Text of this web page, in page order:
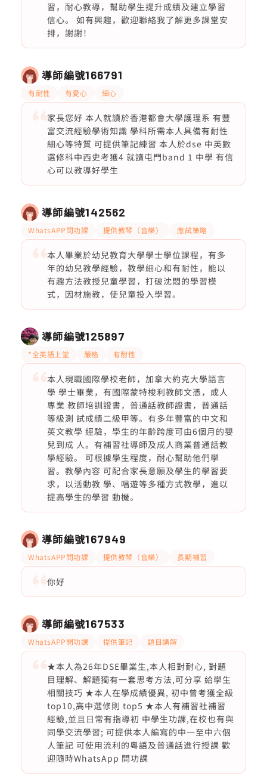
習，耐心教導，幫助學生提升成績及建立學習
信心。 如有興趣，歡迎聯絡我了解更多課堂安
排，謝謝！
導師編號166791
有耐性 有愛心 細心
家長您好 本人就讀於香港都會大學護理系 有豐
富交流經驗學術知識 學科所需本人具備有耐性
細心等特質 可提供筆記練習 本人於dse 中英數
選修科中西史考獲4 就讀屯門band 1 中學 有信
心可以教導好學生
導師編號142562
WhatsAPP問功課 提供教琴（音樂） 應試策略
本人畢業於幼兒教育大學學士學位課程，有多
年的幼兒教學經驗，教學細心和有耐性，能以
有趣方法教授兒童學習，打破沈悶的學習模
式，因材施教，使兒童投入學習。
導師編號125897
*全英語上堂 嚴格 有耐性
本人現職國際學校老師，加拿大約克大學語言
學 學士畢業，有國際蒙特梭利教師文憑，成人
專業 教師培訓證書，普通話教師證書，普通話
等級測 試成績二級甲等。有多年豐富的中文和
英文教學 經驗，學生的年齡跨度可由6個月的嬰
兒到成 人。有補習社導師及成人商業普通話教
學經驗。 可根據學生程度，耐心幫助他們學
習。教學內容 可配合家長意願及學生的學習要
求，以活動教 學、唱遊等多種方式教學，進以
提高學生的學習 動機。
導師編號167949
WhatsAPP問功課 提供教琴（音樂） 長期補習
你好
導師編號167533
WhatsAPP問功課 提供筆記 題目講解
★本人為26年DSE畢業生,本人相對耐心, 對題
目理解、解題獨有一套思考方法,可分享 給學生
相關技巧 ★本人在學成績優異, 初中曾考獲全級
top10,高中選修則 top5 ★本人有補習社補習
經驗,並且日常有指導初 中學生功課,在校也有與
同學交流學習; 可提供本人編寫的中一至中六個
人筆記 可使用流利的粵語及普通話進行授課 歡
迎隨時WhatsApp 問功課